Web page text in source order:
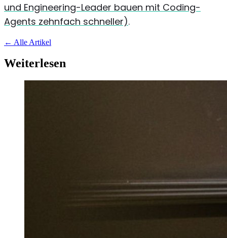
und Engineering-Leader bauen mit Coding-
Agents zehnfach schneller).
← Alle Artikel
Weiterlesen